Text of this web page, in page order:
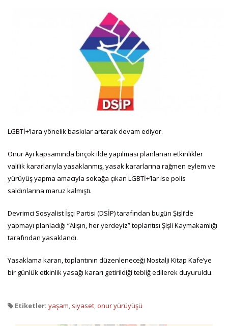
LGBTİ+’lara yönelik baskılar artarak devam ediyor.
Onur Ayı kapsamında birçok ilde yapılması planlanan etkinlikler
valilik kararlarıyla yasaklanmış, yasak kararlarına rağmen eylem ve
yürüyüş yapma amacıyla sokağa çıkan LGBTİ+’lar ise polis
saldırılarına maruz kalmıştı.
Devrimci Sosyalist İşçi Partisi (DSİP) tarafından bugün Şişli’de
yapmayı planladığı “Alışın, her yerdeyiz” toplantısı Şişli Kaymakamlığı
tarafından yasaklandı.
Yasaklama kararı, toplantının düzenleneceği Nostalji Kitap Kafe’ye
bir günlük etkinlik yasağı kararı getirildiği tebliğ edilerek duyuruldu.
Etiketler: yaşam, siyaset,onur yürüyüşü